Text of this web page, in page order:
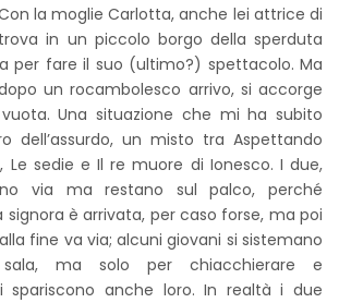
la moglie Carlotta, anche lei attrice di
in un piccolo borgo della sperduta
per fare il suo (ultimo?) spettacolo. Ma
un rocambolesco arrivo, si accorge
Una situazione che mi ha subito
dell’assurdo, un misto tra Aspettando
Le sedie e Il re muore di Ionesco. I due,
via ma restano sul palco, perché
signora è arrivata, per caso forse, ma poi
fine va via; alcuni giovani si sistemano
ma solo per chiacchierare e
spariscono anche loro. In realtà i due